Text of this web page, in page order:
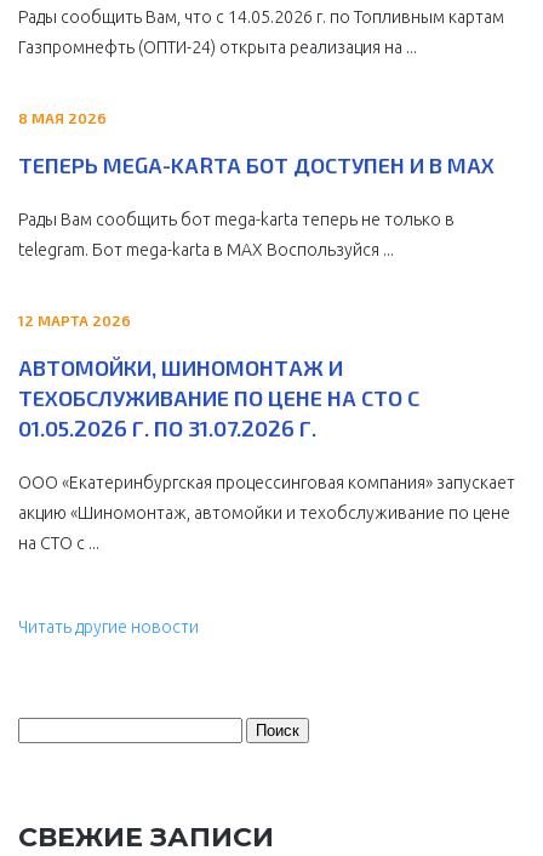
Рады сообщить Вам, что с 14.05.2026 г. по Топливным картам
Газпромнефть (ОПТИ-24) открыта реализация на ...
8 МАЯ 2026
ТЕПЕРЬ MEGA-KARTA БОТ ДОСТУПЕН И В MAX
Рады Вам сообщить бот mega-karta теперь не только в
telegram. Бот mega-karta в МАХ Воспользуйся ...
12 МАРТА 2026
АВТОМОЙКИ, ШИНОМОНТАЖ И
ТЕХОБСЛУЖИВАНИЕ ПО ЦЕНЕ НА СТО С
01.05.2026 Г. ПО 31.07.2026 Г.
ООО «Екатеринбургская процессинговая компания» запускает
акцию «Шиномонтаж, автомойки и техобслуживание по цене
на СТО с ...
Читать другие новости
СВЕЖИЕ ЗАПИСИ